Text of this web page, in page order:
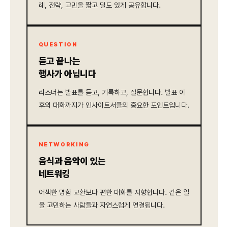
례, 전략, 고민을 짧고 밀도 있게 공유합니다.
QUESTION
듣고 끝나는
행사가 아닙니다
리스너는 발표를 듣고, 기록하고, 질문합니다. 발표 이
후의 대화까지가 인사이트서클의 중요한 포인트입니다.
NETWORKING
음식과 음악이 있는
네트워킹
어색한 명함 교환보다 편한 대화를 지향합니다. 같은 일
을 고민하는 사람들과 자연스럽게 연결됩니다.